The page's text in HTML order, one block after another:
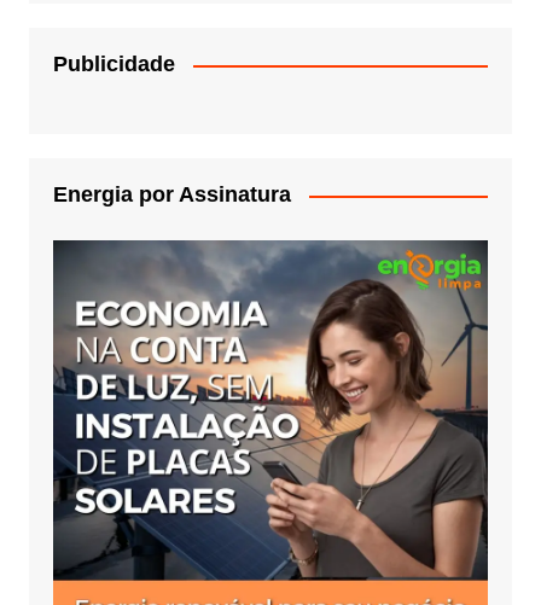
Publicidade
Energia por Assinatura